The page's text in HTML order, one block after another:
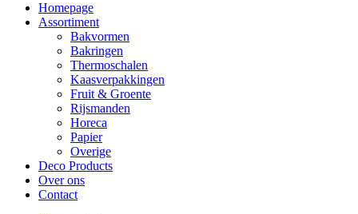
Homepage
Assortiment
Bakvormen
Bakringen
Thermoschalen
Kaasverpakkingen
Fruit & Groente
Rijsmanden
Horeca
Papier
Overige
Deco Products
Over ons
Contact